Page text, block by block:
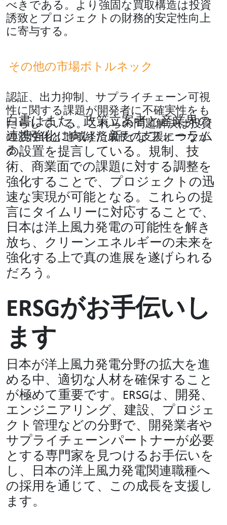
べきである。より強固な買取構造は投資
誘致とプロジェクトの財務的安定性向上
に寄与する。
その他の市場ボトルネック
認証、出力抑制、サプライチェーン可視
性に関する課題が開発者に不確実性をも
たらしている。これらの問題解決は投資
の活性化と地域経済成長の支援につなが
る。
白書はまた、政策立案者と産業界の
連携強化に向けた新たなフォーラム
の設置を提言している。規制、技
術、商業面での課題に対する調整を
強化することで、プロジェクトの迅
速な実現が可能となる。これらの提
言にタイムリーに対応することで、
日本は洋上風力発電の可能性を解き
放ち、クリーンエネルギーの未来を
強化する上で真の進展を遂げられる
だろう。
ERSGがお手伝いし
ます
日本が洋上風力発電分野の拡大を進
める中、適切な人材を確保すること
が極めて重要です。ERSGは、開発、
エンジニアリング、建設、プロジェ
クト管理などの分野で、開発業者や
サプライチェーンパートナーが必要
とする専門家を見つけるお手伝いを
し、日本の洋上風力発電関連職種へ
の採用を通じて、この成長を支援し
ます。